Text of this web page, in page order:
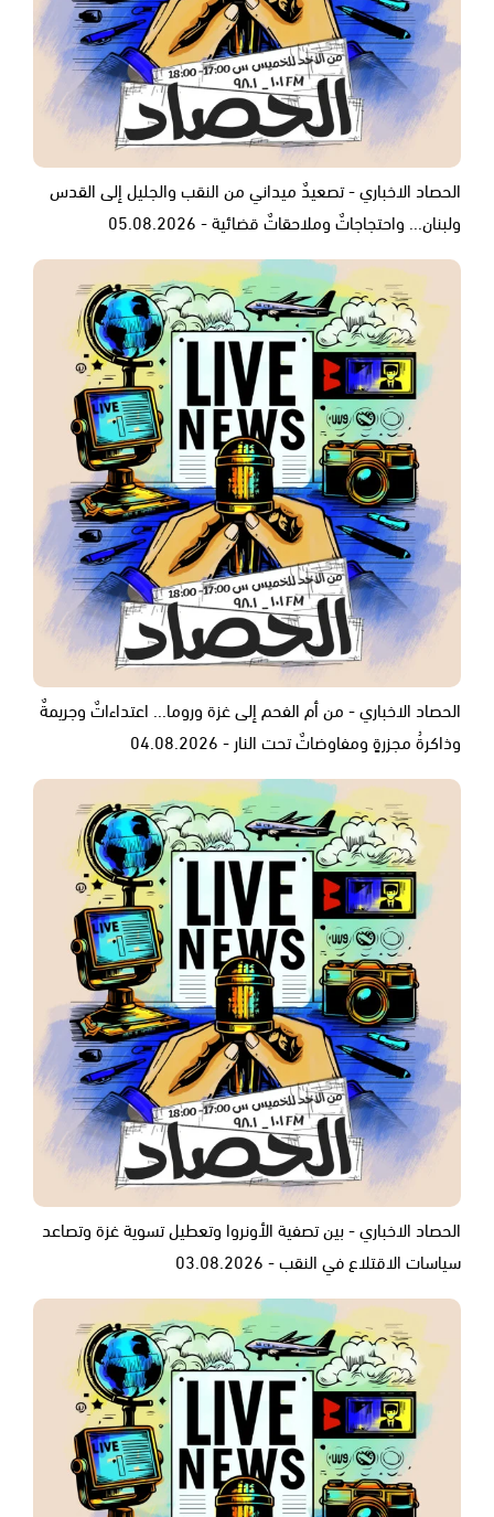
الحصاد الاخباري - تصعيدٌ ميداني من النقب والجليل إلى القدس
ولبنان... واحتجاجاتٌ وملاحقاتٌ قضائية - 05.08.2026
الحصاد الاخباري - من أم الفحم إلى غزة وروما... اعتداءاتٌ وجريمةٌ
وذاكرةُ مجزرةٍ ومفاوضاتٌ تحت النار - 04.08.2026
الحصاد الاخباري - بين تصفية الأونروا وتعطيل تسوية غزة وتصاعد
سياسات الاقتلاع في النقب - 03.08.2026